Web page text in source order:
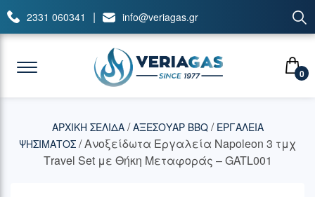
2331 060341 | info@veriagas.gr
0
ΑΡΧΙΚΉ ΣΕΛΊΔΑ/ΑΞΕΣΟΥΑΡ BBQ/ ΕΡΓΑΛΕΙΑ
ΨΗΣΙΜΑΤΟΣ / Ανοξείδωτα Εργαλεία Napoleon 3 τμχ
Τravel Set με Θήκη Μεταφοράς – GATL001